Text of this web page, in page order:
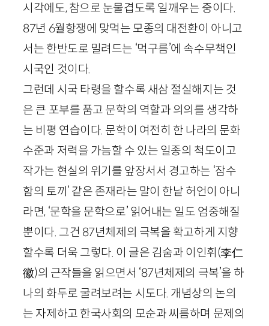
시각에도, 참으로 눈물겹도록 일깨우는 중이다.
87년 6월항쟁에 맞먹는 모종의 대전환이 아니고
서는 한반도로 밀려드는 ‘먹구름’에 속수무책인
시국인 것이다.
그런데 시국 타령을 할수록 새삼 절실해지는 것
은 큰 포부를 품고 문학의 역할과 의의를 생각하
는 비평 연습이다. 문학이 여전히 한 나라의 문화
수준과 저력을 가늠할 수 있는 일종의 척도이고
작가는 현실의 위기를 앞장서서 경고하는 ‘잠수
함의 토끼’ 같은 존재라는 말이 한낱 허언이 아니
라면, ‘문학을 문학으로’ 읽어내는 일도 엄중해질
뿐이다. 그건 87년체제의 극복을 확고하게 지향
할수록 더욱 그렇다. 이 글은 김숨과 이인휘 (李仁
徽)의 근작들을 읽으면서 ‘87년체제의 극복’을 하
나의 화두로 굴려보려는 시도다. 개념상의 논의
는 자제하고 한국사회의 모순과 씨름하며 문제의